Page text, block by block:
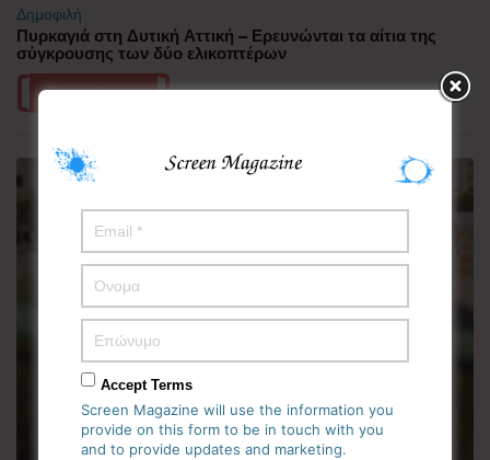
Δημοφιλή
Πυρκαγιά στη Δυτική Αττική – Ερευνώνται τα αίτια της
σύγκρουσης των δύο ελικοπτέρων
Περισσότερα
Accept Terms
Screen Magazine will use the information you
provide on this form to be in touch with you
and to provide updates and marketing.